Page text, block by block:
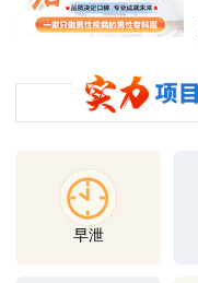
早泄